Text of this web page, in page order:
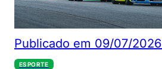
Publicado em 09/07/2026
ESPORTE